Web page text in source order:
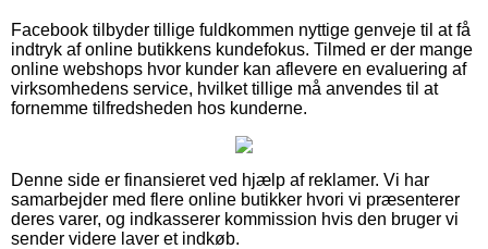
Facebook tilbyder tillige fuldkommen nyttige genveje til at få
indtryk af online butikkens kundefokus. Tilmed er der mange
online webshops hvor kunder kan aflevere en evaluering af
virksomhedens service, hvilket tillige må anvendes til at
fornemme tilfredsheden hos kunderne.
Denne side er finansieret ved hjælp af reklamer. Vi har
samarbejder med flere online butikker hvori vi præsenterer
deres varer, og indkasserer kommission hvis den bruger vi
sender videre laver et indkøb.